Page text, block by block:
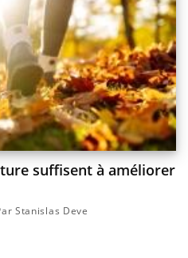
suffisent à améliorer
Stanislas Deve